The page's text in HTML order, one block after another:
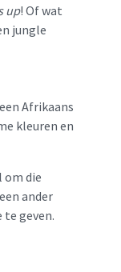
up! Of wat
jungle
Afrikaans
kleuren en
om die
ander
te geven.